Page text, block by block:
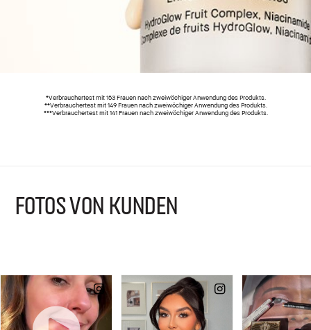
*Verbrauchertest mit 153 Frauen nach zweiwöchiger Anwendung des Produkts.
**Verbrauchertest mit 149 Frauen nach zweiwöchiger Anwendung des Produkts.
***Verbrauchertest mit 141 Frauen nach zweiwöchiger Anwendung des Produkts.
FOTOS VON KUNDEN